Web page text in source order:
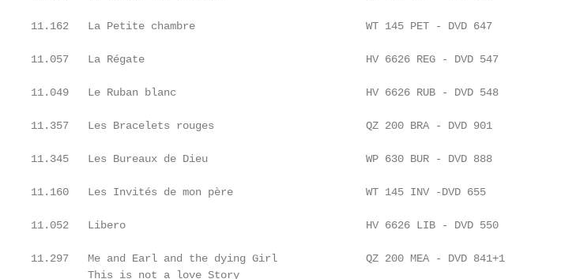
11.162   La Petite chambre                           WT 145 PET - DVD 647
11.057   La Régate                                   HV 6626 REG - DVD 547
11.049   Le Ruban blanc                              HV 6626 RUB - DVD 548
11.357   Les Bracelets rouges                        QZ 200 BRA - DVD 901
11.345   Les Bureaux de Dieu                         WP 630 BUR - DVD 888
11.160   Les Invités de mon père                     WT 145 INV -DVD 655
11.052   Libero                                      HV 6626 LIB - DVD 550
11.297   Me and Earl and the dying Girl              QZ 200 MEA - DVD 841+1
         This is not a love Story